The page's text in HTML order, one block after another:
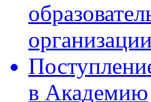
организации
в Академию